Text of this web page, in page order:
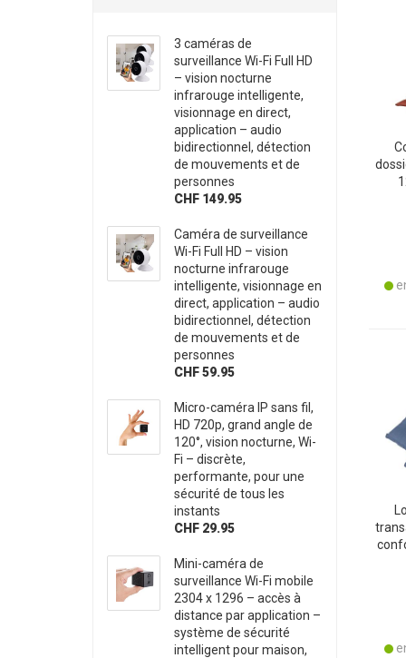
3 caméras de
surveillance Wi-Fi Full HD
– vision nocturne
infrarouge intelligente,
visionnage en direct,
application – audio
bidirectionnel, détection
de mouvements et de
personnes
CHF 149.95
Caméra de surveillance
Wi-Fi Full HD – vision
nocturne infrarouge
intelligente, visionnage en
direct, application – audio
bidirectionnel, détection
de mouvements et de
personnes
CHF 59.95
Micro-caméra IP sans fil,
HD 720p, grand angle de
120°, vision nocturne, Wi-
Fi – discrète,
performante, pour une
sécurité de tous les
instants
CHF 29.95
Mini-caméra de
surveillance Wi-Fi mobile
2304 x 1296 – accès à
distance par application –
système de sécurité
intelligent pour maison,